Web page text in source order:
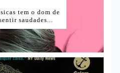
tem o dom de
saudades...